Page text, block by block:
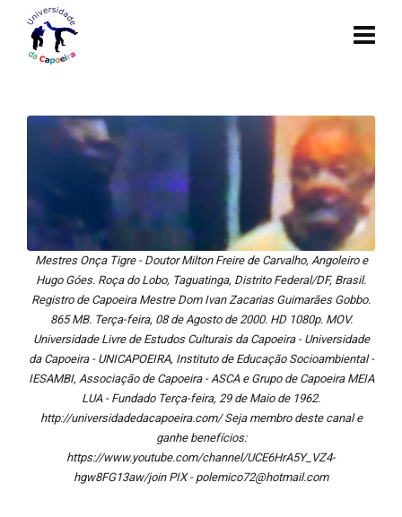
Mestres Onça Tigre - Doutor Milton Freire de Carvalho, Angoleiro e
Hugo Góes. Roça do Lobo, Taguatinga, Distrito Federal/DF, Brasil.
Registro de Capoeira Mestre Dom Ivan Zacarias Guimarães Gobbo.
865 MB. Terça-feira, 08 de Agosto de 2000. HD 1080p. MOV.
Universidade Livre de Estudos Culturais da Capoeira - Universidade
da Capoeira - UNICAPOEIRA, Instituto de Educação Socioambiental -
IESAMBI, Associação de Capoeira - ASCA e Grupo de Capoeira MEIA
LUA - Fundado Terça-feira, 29 de Maio de 1962.
http://universidadedacapoeira.com/ Seja membro deste canal e
ganhe benefícios:
https://www.youtube.com/channel/UCE6HrA5Y_VZ4-
hgw8FG13aw/join PIX - polemico72@hotmail.com